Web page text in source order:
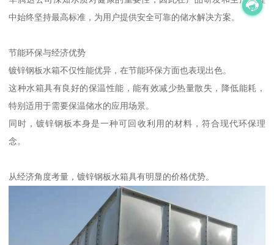
中始终坚持最高标准，为用户提供安全可靠的储水解决方案。
节能环保与经济优势
镀锌钢板水箱不仅性能优异，在节能环保方面也表现出色。
这种水箱具有良好的保温性能，能有效减少热量散失，降低能耗，
特别适用于需要保温储水的应用场景。
同时，镀锌钢板本身是一种可回收利用的材料，符合现代环保理
念。
从经济角度考量，镀锌钢板水箱具有明显的价格优势。